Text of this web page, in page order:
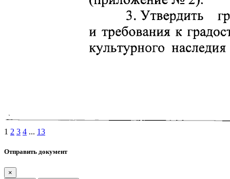
1 2 3 4 ... 13
Отправить документ
×